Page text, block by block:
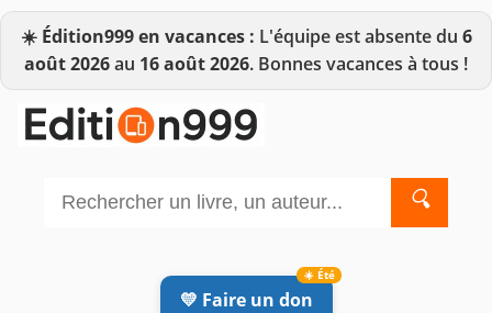
☀️ Édition999 en vacances : L'équipe est absente du 6
août 2026au 16 août 2026. Bonnes vacances à tous !
🔍
💛 Faire un don